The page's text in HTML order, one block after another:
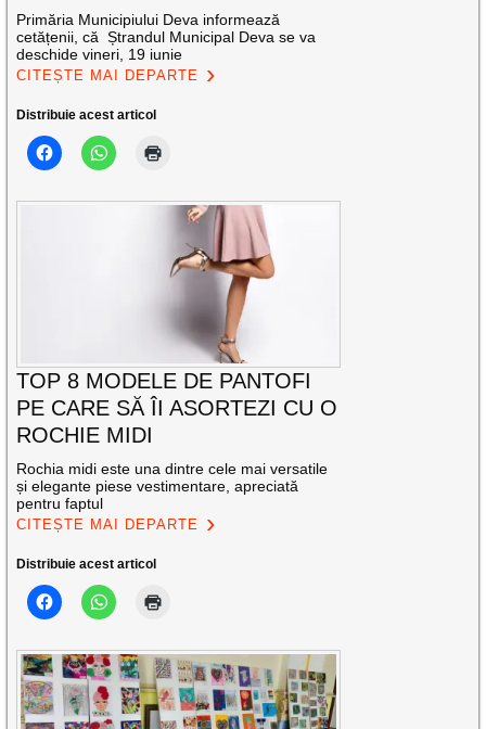
Primăria Municipiului Deva informează
cetățenii, că Ștrandul Municipal Deva se va
deschide vineri, 19 iunie
CITEȘTE MAI DEPARTE
Distribuie acest articol
TOP 8 MODELE DE PANTOFI
PE CARE SĂ ÎI ASORTEZI CU O
ROCHIE MIDI
Rochia midi este una dintre cele mai versatile
și elegante piese vestimentare, apreciată
pentru faptul
CITEȘTE MAI DEPARTE
Distribuie acest articol